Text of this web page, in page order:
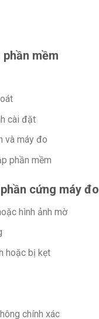
mềm
cài đặt
và máy đo
phần mềm
cứng máy đo
hình ảnh mờ
hoặc bị kẹt
chính xác